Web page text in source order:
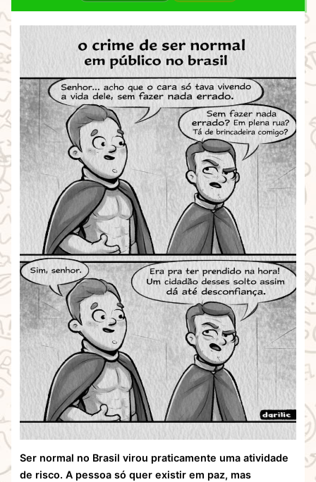
Ser normal no Brasil virou praticamente uma atividade
de risco. A pessoa só quer existir em paz, mas